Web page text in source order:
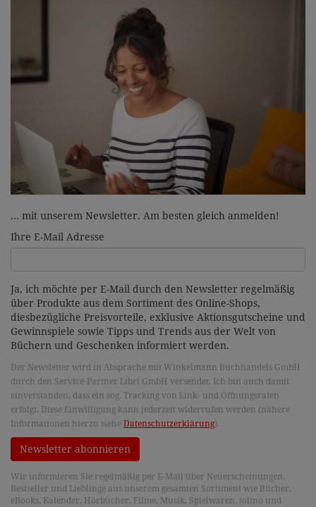
... mit unserem Newsletter. Am besten gleich anmelden!
Ihre E-Mail Adresse
Ja, ich möchte per E-Mail durch den Newsletter regelmäßig
über Produkte aus dem Sortiment des Online-Shops,
diesbezügliche Preisvorteile, exklusive Aktionsgutscheine und
Gewinnspiele sowie Tipps und Trends aus der Welt von
Büchern und Geschenken informiert werden.
Der Newsletter wird in Absprache mit Winkelmann Buchhandels GmbH
durch den Service-Partner Libri GmbH versendet. Ich bin auch damit
einverstanden, dass ein sog. Tracking von Link- und Öffnungsraten
erfolgt. Diese Einwilligung kann jederzeit widerrufen werden (nähere
Informationen hierzu siehe Datenschutzerklärung).
Newsletter abonnieren
Wir informieren Sie regelmäßig per E-Mail über Neuerscheinungen,
Bestseller und Lieblinge aus unserem gesamten Sortiment wie Bücher,
eBooks, Kalender, Hörbücher, Filme, Musik, Spielwaren, tolino und